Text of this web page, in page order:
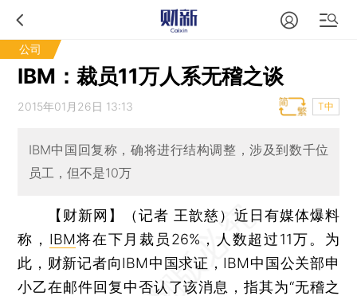
公司
IBM：裁员11万人系无稽之谈
2015年01月26日 13:13 T中
IBM中国回复称，确将进行结构调整，涉及到数千位
员工，但不是10万
【财新网】（记者 王歆慈） 近日有媒体爆料
称， IBM将在下月裁员26%，人数超过11万。为
此，财新记者向IBM中国求证，IBM中国公关部申
小乙在邮件回复中否认了该消息，指其为“无稽之